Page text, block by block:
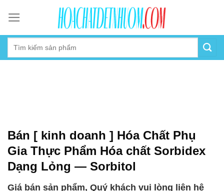
content
Bán [ kinh doanh ] Hóa Chất Phụ
Gia Thực Phẩm Hóa chất Sorbidex
Dạng Lỏng — Sorbitol
Giá bán sản phẩm, Quý khách vui lòng liên hệ